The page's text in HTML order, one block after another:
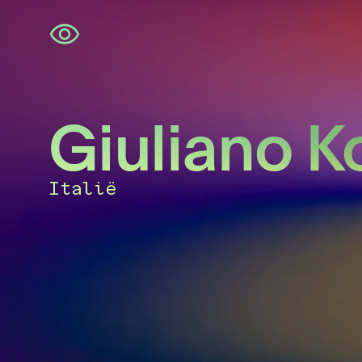
Navigatie
overslaan
Giuliano
Italië